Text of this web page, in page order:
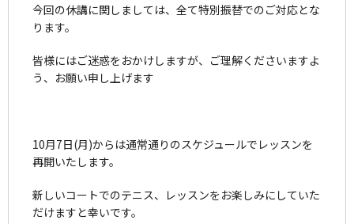
今回の休講に関しましては、全て特別振替でのご対応とな
ります。
皆様にはご迷惑をおかけしますが、ご理解くださいますよ
う、お願い申し上げます
10月7日(月)からは通常通りのスケジュールでレッスンを
再開いたします。
新しいコートでのテニス、レッスンをお楽しみにしていた
だけますと幸いです。